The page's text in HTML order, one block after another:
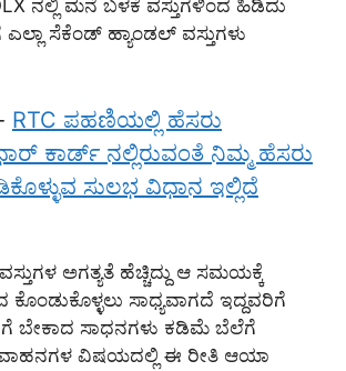
ನಲ್ಲಿ ಮನೆ ಬಳಕೆ ವಸ್ತುಗಳಿಂದ ಹಿಡಿದು
ಸೆಕೆಂಡ್ ಹ್ಯಾಂಡಲ್ ವಸ್ತುಗಳು
RTC ಪಹಣಿಯಲ್ಲಿ ಹೆಸರು
ಕಾರ್ಡ್ ನಲ್ಲಿರುವಂತೆ ನಿಮ್ಮ ಹೆಸರು
ಸುಲಭ ವಿಧಾನ ಇಲ್ಲಿದೆ
ಅಗತ್ಯತೆ ಹೆಚ್ಚಿದ್ದು ಆ ಸಮಯಕ್ಕೆ
ಸಾಧ್ಯವಾಗದೆ ಇದ್ದವರಿಗೆ
ಬೇಕಾದ ಸಾಧನಗಳು ಕಡಿಮೆ ಬೆಲೆಗೆ
ವಾಹನಗಳ ವಿಷಯದಲ್ಲಿ ಈ ರೀತಿ ಆಯಾ